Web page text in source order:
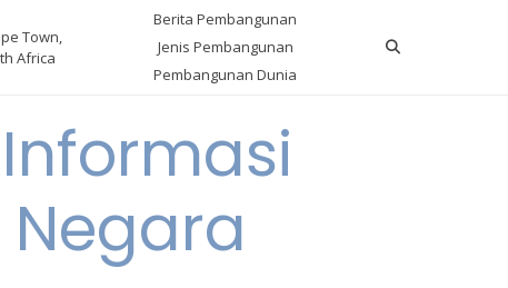
Town,
Africa
Berita Pembangunan
Jenis Pembangunan
Pembangunan Dunia
Informasi